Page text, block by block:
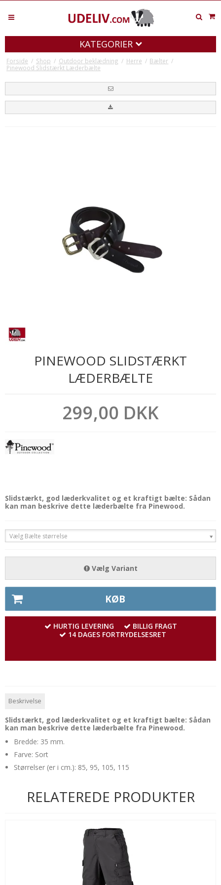
KATEGORIER
Forside / Shop / Outdoor beklædning / Herre / Bælter /
Pinewood Slidstærkt Læderbælte
PINEWOOD SLIDSTÆRKT
LÆDERBÆLTE
299,00 DKK
Slidstærkt, god læderkvalitet og et kraftigt bælte: Sådan
kan man beskrive dette læderbælte fra Pinewood.
Vælg Bælte størrelse
Vælg Variant
KØB
HURTIG LEVERING
BILLIG FRAGT
14 DAGES FORTRYDELSESRET
Beskrivelse
Slidstærkt, god læderkvalitet og et kraftigt bælte: Sådan
kan man beskrive dette læderbælte fra Pinewood.
Bredde: 35 mm.
Farve: Sort
Størrelser (er i cm.): 85, 95, 105, 115
RELATEREDE PRODUKTER